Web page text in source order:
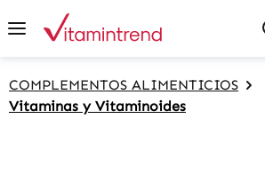
content
COMPLEMENTOS ALIMENTICIOS
Vitaminas y Vitaminoides